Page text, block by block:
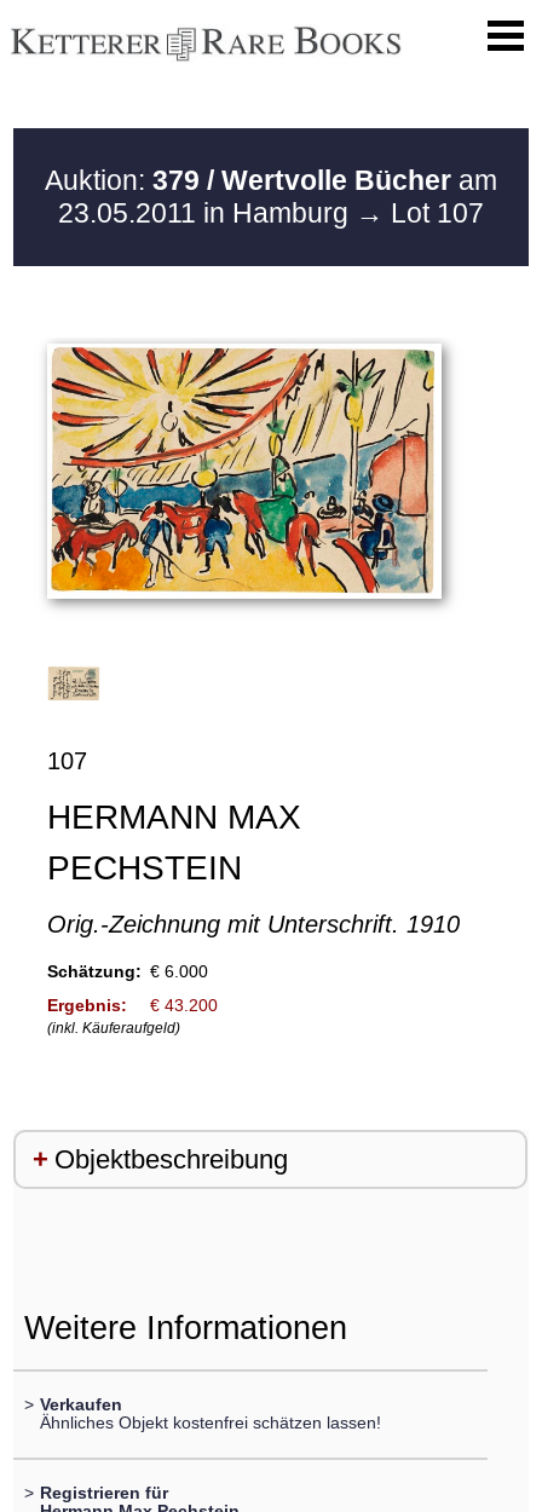
Auktion: 379 / Wertvolle Bücher am
23.05.2011 in Hamburg → Lot 107
107
HERMANN MAX
PECHSTEIN
Orig.-Zeichnung mit Unterschrift. 1910
Schätzung: € 6.000
Ergebnis:
€ 43.200
(inkl. Käuferaufgeld)
Objektbeschreibung
Weitere Informationen
> Verkaufen
Ähnliches Objekt kostenfrei schätzen lassen!
> Registrieren für